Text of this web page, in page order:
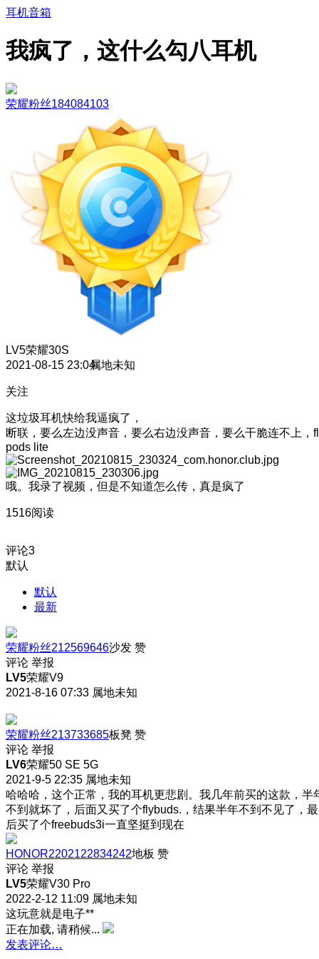
耳机音箱
我疯了，这什么勾八耳机
荣耀粉丝184084103
LV5荣耀30S
2021-08-15 23:04属地未知
关注
这垃圾耳机快给我逼疯了，
断联，要么左边没声音，要么右边没声音，要么干脆连不上，
pods lite
哦。我录了视频，但是不知道怎么传，真是疯了
1516阅读
评论3
默认
默认
最新
荣耀粉丝212569646沙发 赞
评论 举报
LV5荣耀V9
2021-8-16 07:33 属地未知
荣耀粉丝213733685板凳 赞
评论 举报
LV6荣耀50 SE 5G
2021-9-5 22:35 属地未知
哈哈哈，这个正常，我的耳机更悲剧。我几年前买的这款，半
不到就坏了，后面又买了个flybuds.，结果半年不到不见了，最
后买了个freebuds3i一直坚挺到现在
HONOR2202122834242地板 赞
评论 举报
LV5荣耀V30 Pro
2022-2-12 11:09 属地未知
这玩意就是电子**
正在加载, 请稍候...
发表评论…